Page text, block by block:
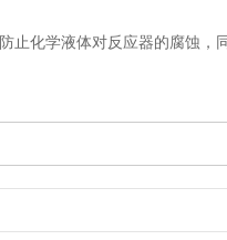
化学液体对反应器的腐蚀，